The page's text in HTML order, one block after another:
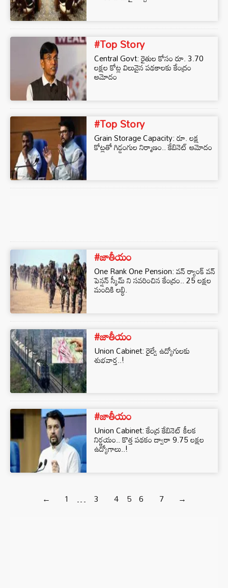
#Top Story
Central Govt: రైతుల కోసం రూ. 3.70
లక్షల కోట్ల విలువైన పథకాలకు కేంద్రం
ఆమోదం
#Top Story
Grain Storage Capacity: రూ. లక్ష
కోట్లతో గిడ్డంగుల నిర్మాణం.. కేబినెట్‌ ఆమోదం
#జాతీయం
One Rank One Pension: వన్ ర్యాంక్ వన్
పెన్షన్ స్కీమ్ ని సవరించిన కేంద్రం.. 25 లక్షల
మందికి లబ్ధి.
#జాతీయం
Union Cabinet: రైల్వే ఉద్యోగులకు
శుభవార్త..!
#జాతీయం
Union Cabinet: కేంద్ర కేబినెట్‌ కీలక
నిర్ణయం.. కొత్త పథకం ద్వారా 9.75 లక్షల
ఉద్యోగాలు..!
← 1 … 3 4 5 6 7 →